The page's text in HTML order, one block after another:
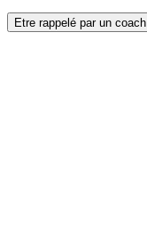
Etre rappelé par un coach